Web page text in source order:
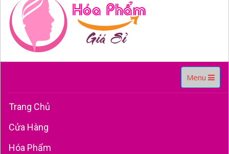
Toggle
navigation
Menu
Trang Chủ
Cửa Hàng
Hóa Phẩm